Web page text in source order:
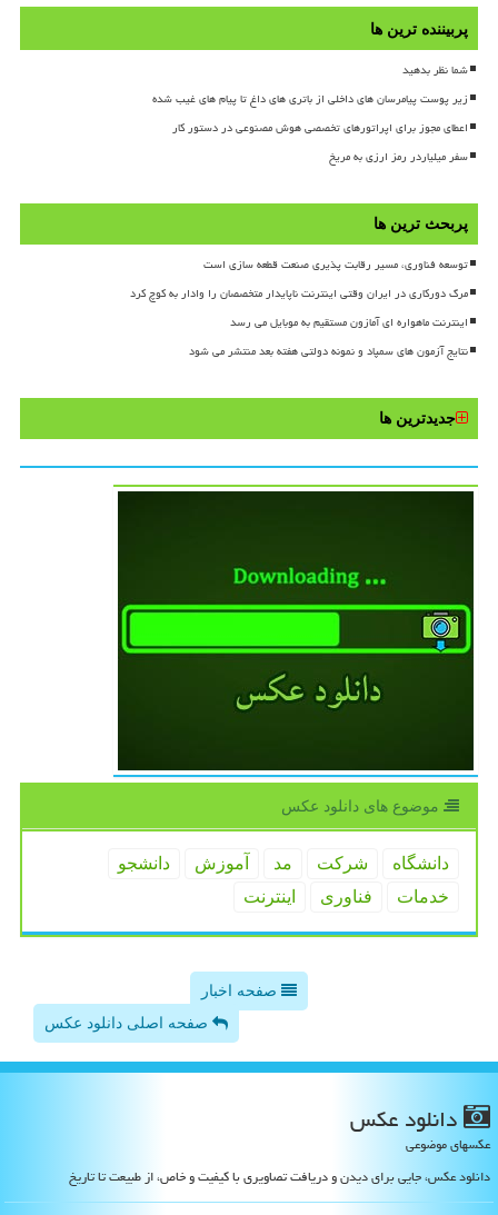
پربیننده ترین ها
شما نظر بدهید
زیر پوست پیامرسان های داخلی از باتری های داغ تا پیام های غیب شده
اعطای مجوز برای اپراتورهای تخصصی هوش مصنوعی در دستور کار
سفر میلیاردر رمز ارزی به مریخ
پربحث ترین ها
توسعه فناوری، مسیر رقابت پذیری صنعت قطعه سازی است
مرگ دورکاری در ایران وقتی اینترنت ناپایدار متخصصان را وادار به کوچ کرد
اینترنت ماهواره ای آمازون مستقیم به موبایل می رسد
نتایج آزمون های سمپاد و نمونه دولتی هفته بعد منتشر می شود
جدیدترین ها
موضوع های دانلود عكس
دانشگاه شركت مد آموزش
دانشجو
خدمات
فناوری اینترنت
صفحه اخبار
صفحه اصلی دانلود عکس
دانلود عكس
عکسهای موضوعی
دانلود عکس، جایی برای دیدن و دریافت تصاویری با کیفیت و خاص، از طبیعت تا تاریخ